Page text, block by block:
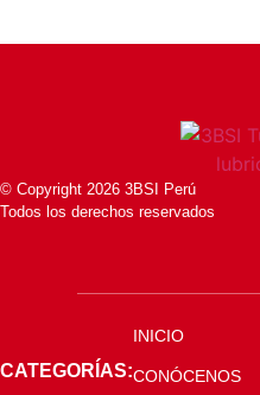
© Copyright 2026 3BSI Perú
Todos los derechos reservados
CATEGORÍAS:
INICIO
CONÓCENOS